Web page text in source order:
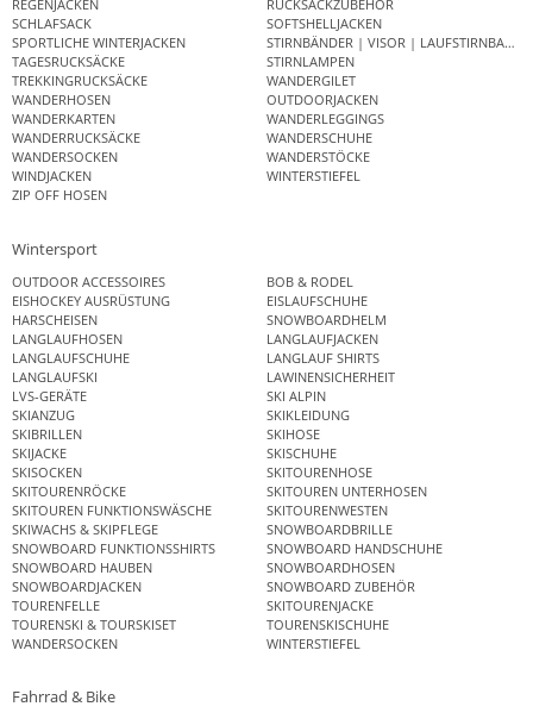
REGENJACKEN
RUCKSACKZUBEHÖR
SCHLAFSACK
SOFTSHELLJACKEN
SPORTLICHE WINTERJACKEN
STIRNBÄNDER | VISOR | LAUFSTIRNBAND
TAGESRUCKSÄCKE
STIRNLAMPEN
TREKKINGRUCKSÄCKE
WANDERGILET
WANDERHOSEN
OUTDOORJACKEN
WANDERKARTEN
WANDERLEGGINGS
WANDERRUCKSÄCKE
WANDERSCHUHE
WANDERSOCKEN
WANDERSTÖCKE
WINDJACKEN
WINTERSTIEFEL
ZIP OFF HOSEN
Wintersport
OUTDOOR ACCESSOIRES
BOB & RODEL
EISHOCKEY AUSRÜSTUNG
EISLAUFSCHUHE
HARSCHEISEN
SNOWBOARDHELM
LANGLAUFHOSEN
LANGLAUFJACKEN
LANGLAUFSCHUHE
LANGLAUF SHIRTS
LANGLAUFSKI
LAWINENSICHERHEIT
LVS-GERÄTE
SKI ALPIN
SKIANZUG
SKIKLEIDUNG
SKIBRILLEN
SKIHOSE
SKIJACKE
SKISCHUHE
SKISOCKEN
SKITOURENHOSE
SKITOURENRÖCKE
SKITOUREN UNTERHOSEN
SKITOUREN FUNKTIONSWÄSCHE
SKITOURENWESTEN
SKIWACHS & SKIPFLEGE
SNOWBOARDBRILLE
SNOWBOARD FUNKTIONSSHIRTS
SNOWBOARD HANDSCHUHE
SNOWBOARD HAUBEN
SNOWBOARDHOSEN
SNOWBOARDJACKEN
SNOWBOARD ZUBEHÖR
TOURENFELLE
SKITOURENJACKE
TOURENSKI & TOURSKISET
TOURENSKISCHUHE
WANDERSOCKEN
WINTERSTIEFEL
Fahrrad & Bike